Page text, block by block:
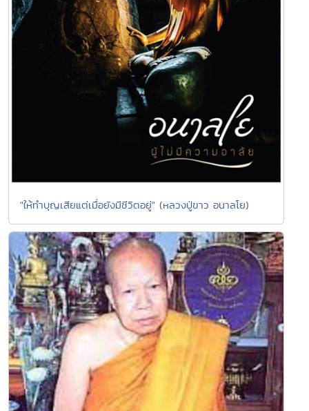
"ให้ทำบุญเสียแต่เมื่อยังมีชีวิตอยู่" (หลวงปู่ขาว อนาลโย)